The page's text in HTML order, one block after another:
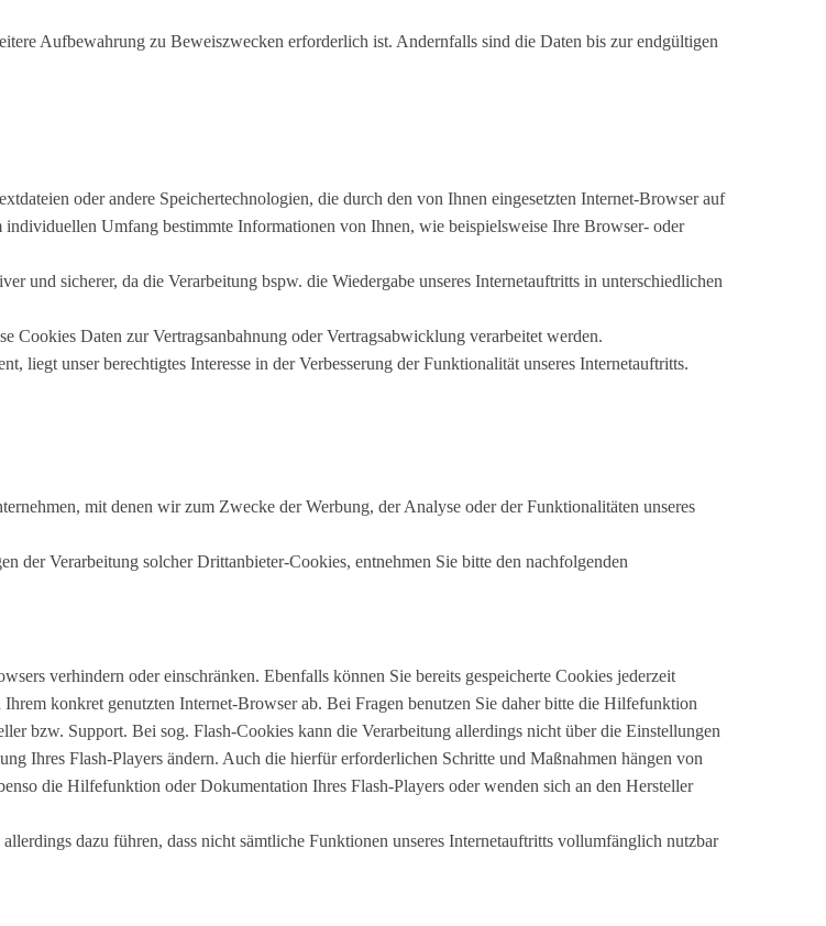
Aufbewahrung zu Beweiszwecken erforderlich ist. Andernfalls sind die Daten bis zur endgültigen
oder andere Speichertechnologien, die durch den von Ihnen eingesetzten Internet-Browser auf
Umfang bestimmte Informationen von Ihnen, wie beispielsweise Ihre Browser- oder
und sicherer, da die Verarbeitung bspw. die Wiedergabe unseres Internetauftritts in unterschiedlichen
Daten zur Vertragsanbahnung oder Vertragsabwicklung verarbeitet werden.
liegt unser berechtigtes Interesse in der Verbesserung der Funktionalität unseres Internetauftritts.
mit denen wir zum Zwecke der Werbung, der Analyse oder der Funktionalitäten unseres
der Verarbeitung solcher Drittanbieter-Cookies, entnehmen Sie bitte den nachfolgenden
verhindern oder einschränken. Ebenfalls können Sie bereits gespeicherte Cookies jederzeit
konkret genutzten Internet-Browser ab. Bei Fragen benutzen Sie daher bitte die Hilfefunktion
bzw. Support. Bei sog. Flash-Cookies kann die Verarbeitung allerdings nicht über die Einstellungen
Ihres Flash-Players ändern. Auch die hierfür erforderlichen Schritte und Maßnahmen hängen von
die Hilfefunktion oder Dokumentation Ihres Flash-Players oder wenden sich an den Hersteller
dazu führen, dass nicht sämtliche Funktionen unseres Internetauftritts vollumfänglich nutzbar